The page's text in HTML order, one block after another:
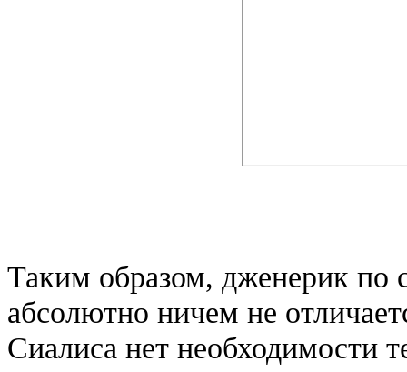
Таким образом, дженерик по
абсолютно ничем не
Сиалиса нет необходимости